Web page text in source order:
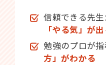
信頼できる先
「やる気」が
勉強のプロが
方」がわかる